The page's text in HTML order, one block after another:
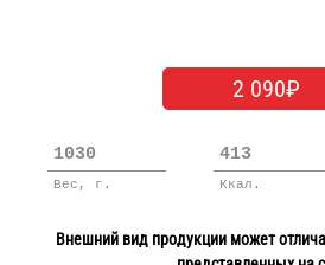
2 090₽
1030
Вес, г.
413
Ккал.
Внешний вид продукции может